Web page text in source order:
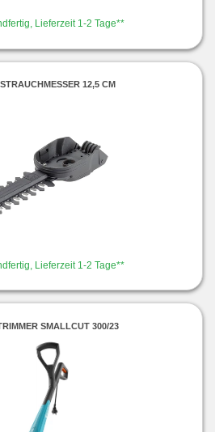
Lieferzeit 1-2 Tage**
12,5 CM
Lieferzeit 1-2 Tage**
SMALLCUT 300/23